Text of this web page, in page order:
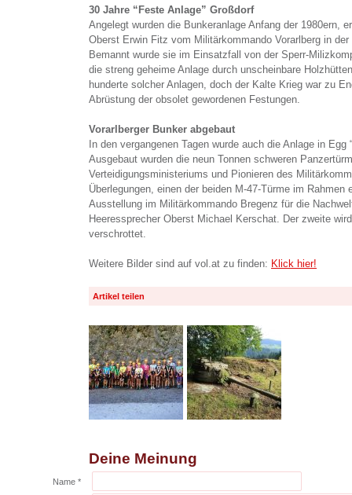
30 Jahre “Feste Anlage” Großdorf
Angelegt wurden die Bunkeranlage Anfang der 1980ern,
Oberst Erwin Fitz vom Militärkommando Vorarlberg in
Bemannt wurde sie im Einsatzfall von der Sperr-
die streng geheime Anlage durch unscheinbare
hunderte solcher Anlagen, doch der Kalte Krieg war zu
Abrüstung der obsolet gewordenen Festungen.
Vorarlberger Bunker abgebaut
In den vergangenen Tagen wurde auch die Anlage in
Ausgebaut wurden die neun Tonnen schweren
Verteidigungsministeriums und Pionieren des
Überlegungen, einen der beiden M-47-Türme im Rahmen
Ausstellung im Militärkommando Bregenz für die
Heeressprecher Oberst Michael Kerschat. Der zweite
verschrottet.
Weitere Bilder sind auf vol.at zu finden: Klick hier!
Artikel teilen
Deine Meinung
Name *